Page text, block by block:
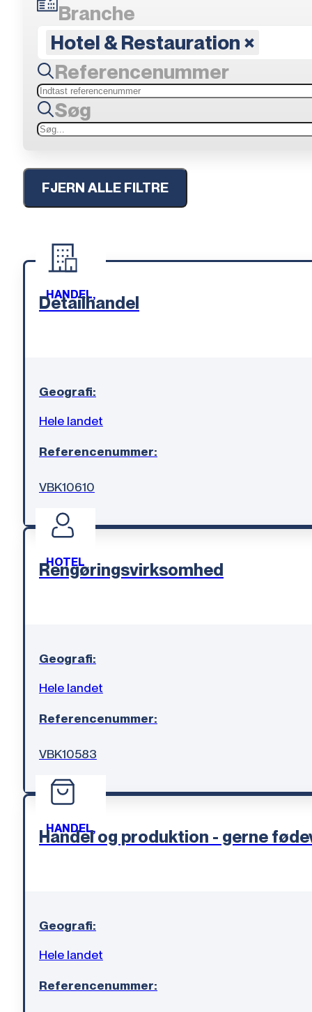
Branche
Hotel & Restauration ×
Referencenummer
Søg
FJERN ALLE FILTRE
HANDEL,
Detailhandel
Geografi:
Hele landet
Referencenummer:
VBK10610
HOTEL
Rengøringsvirksomhed
Geografi:
Hele landet
Referencenummer:
VBK10583
HANDEL,
Handel og produktion - gerne
Geografi:
Hele landet
Referencenummer: